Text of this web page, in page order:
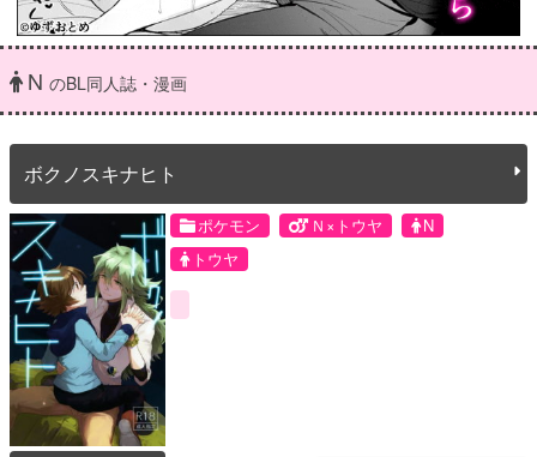
N のBL同人誌・漫画
ボクノスキナヒト
ポケモン Ｎ×トウヤ
N
トウヤ